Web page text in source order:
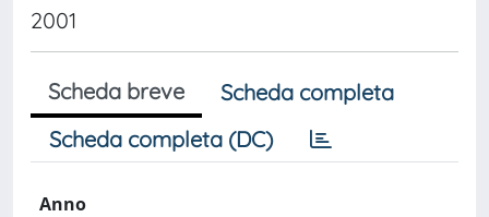
2001
Scheda breve
Scheda completa
Scheda completa (DC)
Anno